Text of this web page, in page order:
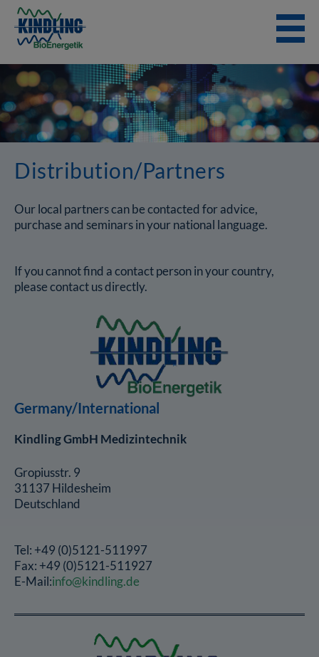
Skip
content
Distribution/Partners
Our local partners can be contacted for advice,
purchase and seminars in your national language.
If you cannot find a contact person in your country,
please contact us directly.
Germany/International
Kindling GmbH Medizintechnik
Gropiusstr. 9
31137 Hildesheim
Deutschland
Tel: +49 (0)5121-511997
Fax: +49 (0)5121-511927
E-Mail:info@kindling.de